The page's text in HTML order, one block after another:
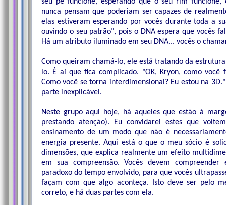
nunca pensam que poderiam ser capazes de
elas estiveram esperando por vocês durante toda a
ouvindo o seu patrão", pois o DNA espera que vocês
Há um atributo iluminado em seu DNA... vocês o
Como queiram chamá-lo, ele está tratando da
lo. É aí que fica complicado. "OK, Kryon, como
Como você se torna interdimensional? Eu estou na
parte inexplicável.
Neste grupo aqui hoje, há aqueles que estão à
prestando atenção). Eu convidarei estes que
ensinamento de um modo que não é
energia presente. Aqui está o que o meu sócio é
dimensões, que explica realmente um efeito
em sua compreensão. Vocês devem
paradoxo do tempo envolvido, para que vocês
façam com que algo aconteça. Isto deve ser pelo
correto, e há duas partes com ela.